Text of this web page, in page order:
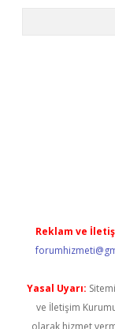
Reklam ve
Yasal Uyarı:
ve İletişim
olarak hizmet